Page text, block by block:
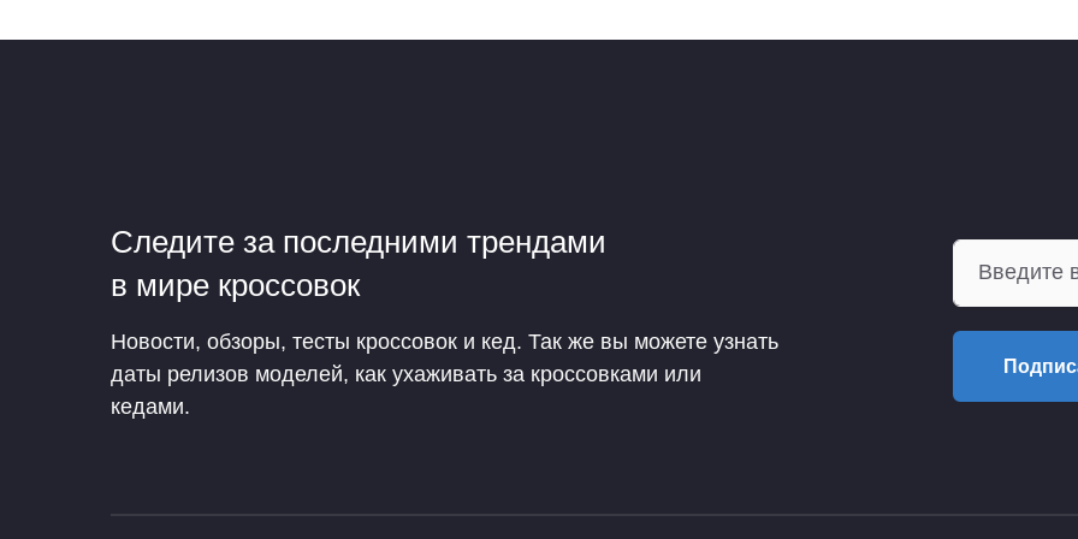
Следите за последними трендами
в мире кроссовок
Новости, обзоры, тесты кроссовок и кед. Так же вы можете узнать
даты релизов моделей, как ухаживать за кроссовками или
кедами.